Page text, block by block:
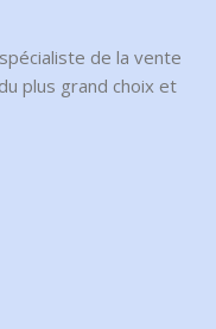
de la vente
plus grand choix et